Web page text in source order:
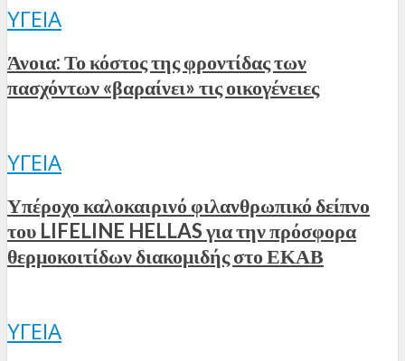
ΥΓΕΊΑ
Άνοια: Το κόστος της φροντίδας των
πασχόντων «βαραίνει» τις οικογένειες
ΥΓΕΊΑ
Υπέροχο καλοκαιρινό φιλανθρωπικό δείπνο
του LIFELINE HELLAS για την πρόσφορα
θερμοκοιτίδων διακομιδής στο ΕΚΑΒ
ΥΓΕΊΑ